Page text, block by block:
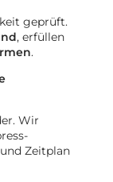
geprüft.
, erfüllen
.
Wir
Zeitplan